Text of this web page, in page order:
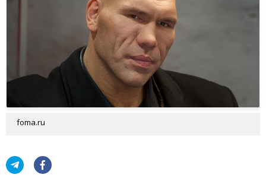
foma.ru